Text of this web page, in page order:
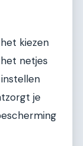
kiezen
netjes
je